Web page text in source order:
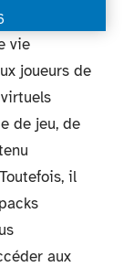
vie
joueurs de
de jeu, de
il
aux